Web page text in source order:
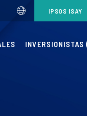
IPSOS ISAY
INVERSIONISTAS